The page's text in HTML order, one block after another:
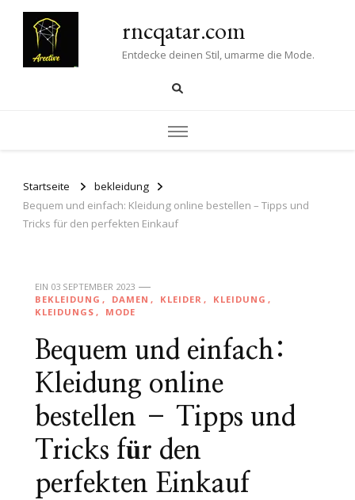
rncqatar.com
Entdecke deinen Stil, umarme die Mode.
Startseite
bekleidung
Bequem und einfach: Kleidung online bestellen – Tipps und
Tricks für den perfekten Einkauf
EIN 03 SEPTEMBER 2023
BEKLEIDUNG
DAMEN KLEIDER
KLEIDUNG
KLEIDUNGS
MODE
Bequem und einfach:
Kleidung online
bestellen – Tipps und
Tricks für den
perfekten Einkauf